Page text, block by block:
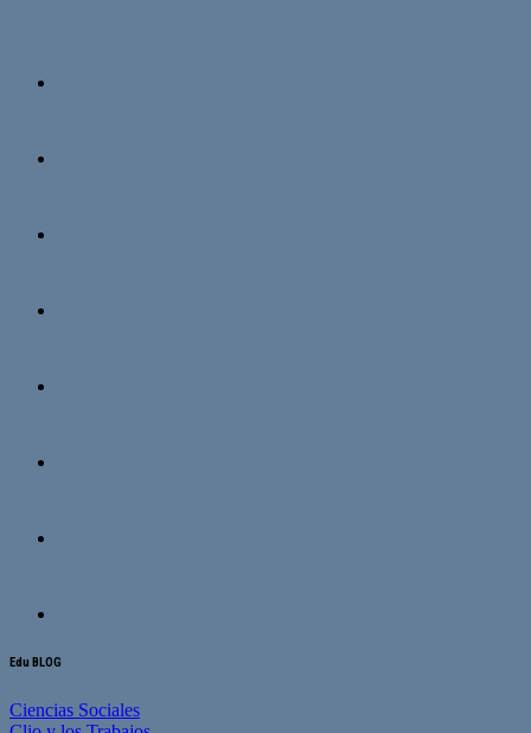
Edu BLOG
Ciencias Sociales